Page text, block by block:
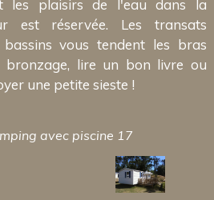
les plaisirs de l'eau dans la
est réservée. Les transats
vous tendent les bras
lire un bon livre ou
une petite sieste !
avec piscine 17